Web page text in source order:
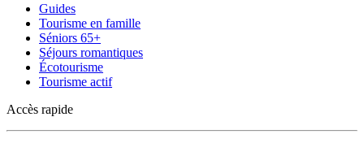
Guides
Tourisme en famille
Séniors 65+
Séjours romantiques
Écotourisme
Tourisme actif
Accès rapide